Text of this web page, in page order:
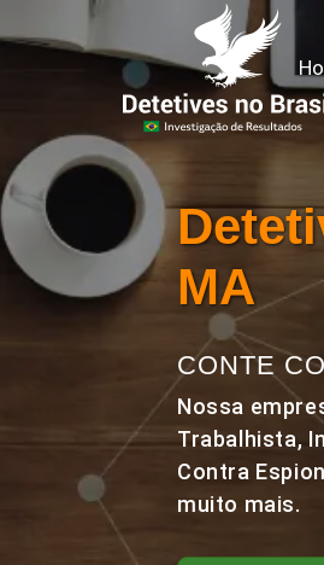
MA
CONTE
Nossa
Trabalhista,
Contra
muito mais.